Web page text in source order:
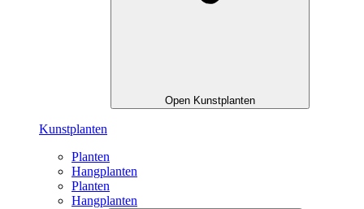
Open Kunstplanten
Kunstplanten
Planten
Hangplanten
Planten
Hangplanten